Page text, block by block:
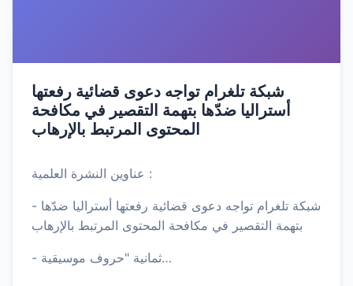
شبكة تلغرام تواجه دعوى قضائية رفعتها
أستراليا ضدّها بتهمة التقصير في مكافحة
المحتوى المرتبط بالإرهاب
عناوين النشرة العلمية :
- شبكة تلغرام تواجه دعوى قضائية رفعتها أستراليا ضدّها
بتهمة التقصير في مكافحة المحتوى المرتبط بالإرهاب
- ثمانية "حروف موسيقية…